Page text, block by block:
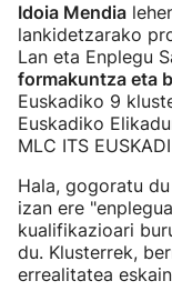
Idoia Mendia
lankidetzarako
Lan eta Enplegu
formakuntza eta
Euskadiko 9
Euskadiko
MLC ITS
Hala, gogoratu
izan ere
kualifikazioari
du. Klusterrek,
errealitatea